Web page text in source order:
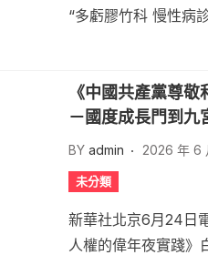
“多虧膠竹科 慢性病
《中國共產黨尊
－國度成長門到九
BY admin 2026 年 6
未分類
新華社北京6月24日
人權的偉年夜實踐